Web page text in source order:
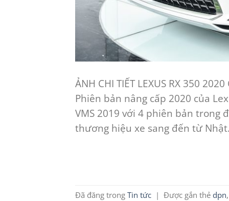
ẢNH CHI TIẾT LEXUS RX 350
Phiên bản nâng cấp 2020 của
VMS 2019 với 4 phiên bản trong
thương hiệu xe sang đến từ Nhật.
Đã đăng trong Tin tức | Được gắn thẻ dpn,